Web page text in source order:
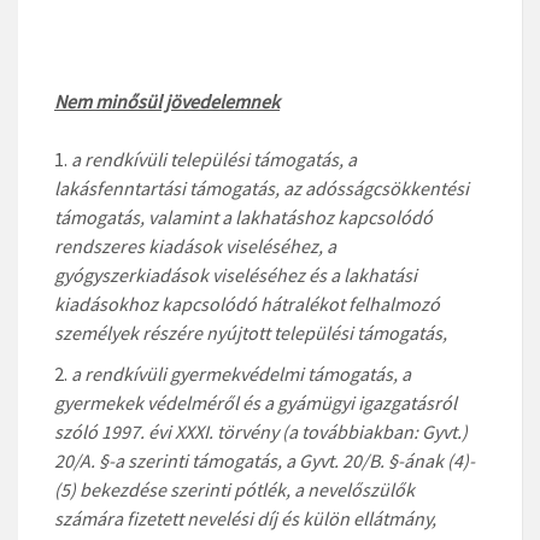
Nem minősül jövedelemnek
a rendkívüli települési támogatás, a
lakásfenntartási támogatás, az adósságcsökkentési
támogatás, valamint a lakhatáshoz kapcsolódó
rendszeres kiadások viseléséhez, a
gyógyszerkiadások viseléséhez és a lakhatási
kiadásokhoz kapcsolódó hátralékot felhalmozó
személyek részére nyújtott települési támogatás,
a rendkívüli gyermekvédelmi támogatás, a
gyermekek védelméről és a gyámügyi igazgatásról
szóló 1997. évi XXXI. törvény (a továbbiakban: Gyvt.)
20/A. §-a szerinti támogatás, a Gyvt. 20/B. §-ának (4)-
(5) bekezdése szerinti pótlék, a nevelőszülők
számára fizetett nevelési díj és külön ellátmány,